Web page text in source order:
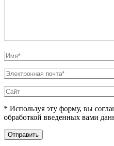
* Используя эту форму, вы
обработкой введенных вами